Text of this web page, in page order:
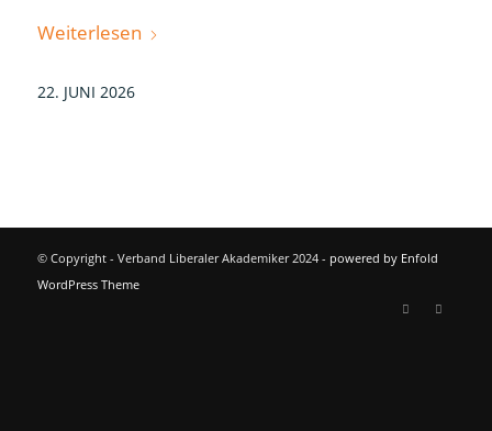
Weiterlesen
22. JUNI 2026
© Copyright - Verband Liberaler Akademiker 2024 - powered by Enfold
WordPress Theme